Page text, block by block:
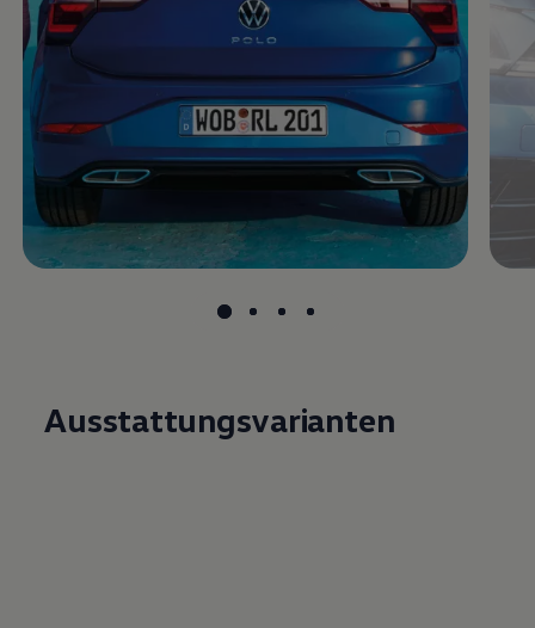
Ausstattungsvarianten